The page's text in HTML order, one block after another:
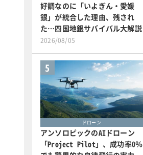
好調なのに「いよぎん・愛媛
銀」が統合した理由、残され
た…四国地銀サバイバル大解説
2026/08/05
5
ドローン
アンソロピックのAIドローン
「Project Pilot」、成功率0％